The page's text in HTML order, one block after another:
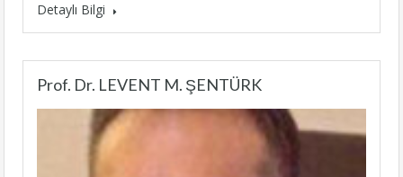
Detaylı Bilgi
Prof. Dr. LEVENT M. ŞENTÜRK